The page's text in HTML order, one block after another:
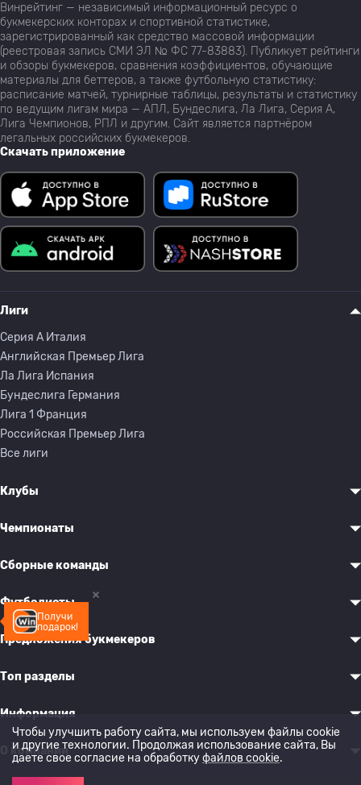
Получи
подарок!
Винрейтинг — независимый информационный ресурс о
букмекерских конторах и спортивной статистике,
зарегистрированный как средство массовой информации
(реестровая запись СМИ ЭЛ № ФС 77-83883). Публикует рейтинги
и обзоры букмекеров, сравнения коэффициентов, обучающие
материалы для беттеров, а также футбольную статистику:
расписание матчей, турнирные таблицы, результаты и статистику
по ведущим лигам мира — АПЛ, Бундеслига, Ла Лига, Серия А,
Лига Чемпионов, РПЛ и другим. Сайт является партнёром
легальных российских букмекеров.
Скачать приложение
Лиги
Серия A Италия
Английская Премьер Лига
Ла Лига Испания
Бундеслига Германия
Лига 1 Франция
Российская Премьер Лига
Все лиги
Клубы
Чемпионаты
Сборные команды
Футболисты
Предложения букмекеров
Топ разделы
Информация
О компании
Чтобы улучшить работу сайта, мы используем файлы cookie
и другие технологии. Продолжая использование сайта, Вы
даете свое согласие на обработкуфайлов cookie.